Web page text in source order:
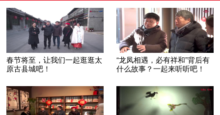
春节将至，让我们一起逛逛太
原古县城吧！
“龙凤相遇，必有祥和”背后有
什么故事？一起来听听吧！